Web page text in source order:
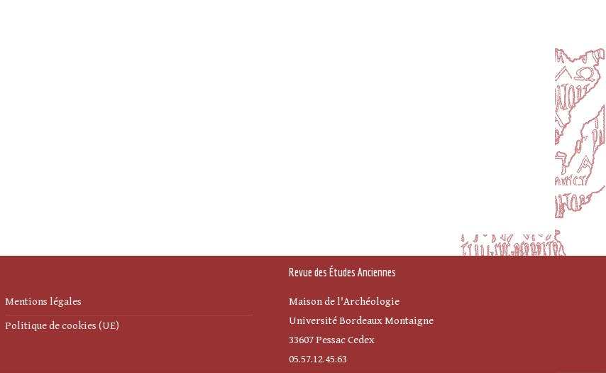
Mentions légales
Politique de cookies (UE)
Revue des Études Anciennes
Maison de l'Archéologie
Université Bordeaux Montaigne
33607 Pessac Cedex
05.57.12.45.63